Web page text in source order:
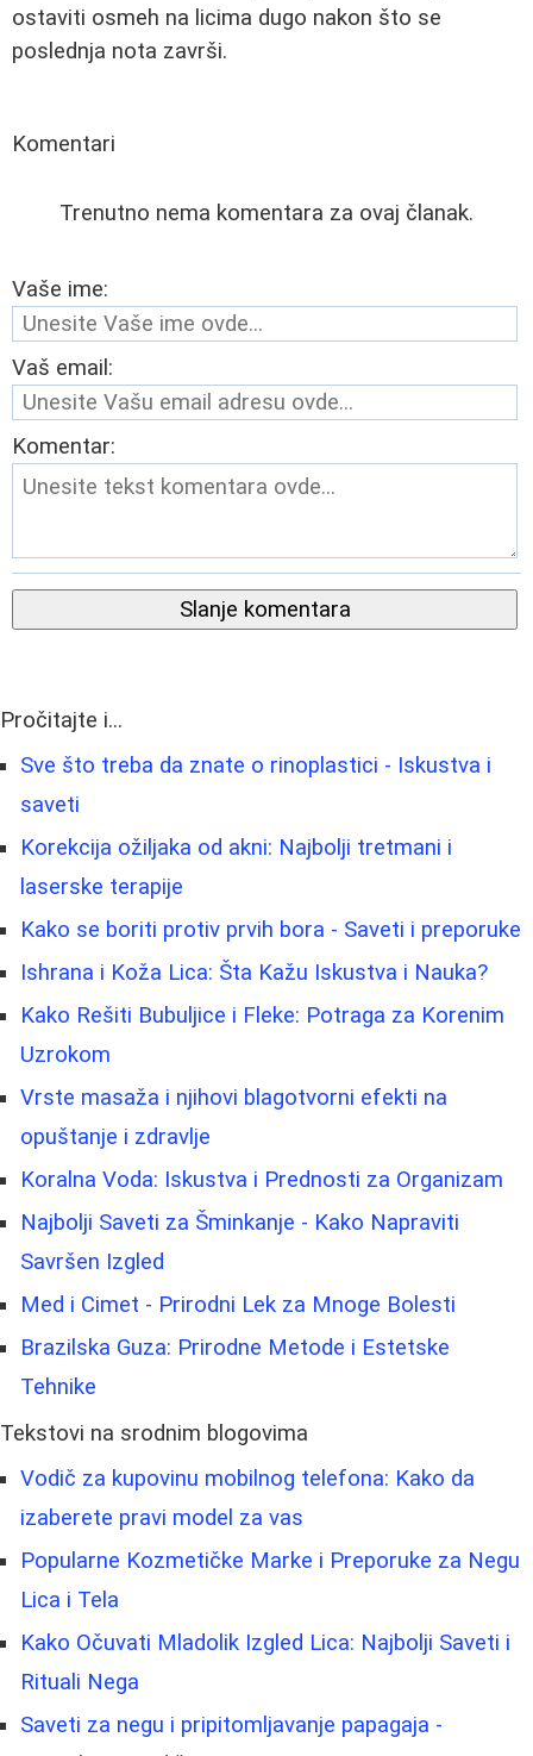
ostaviti osmeh na licima dugo nakon što se
poslednja nota završi.
Komentari
Trenutno nema komentara za ovaj članak.
Vaše ime:
Vaš email:
Komentar:
Slanje komentara
Pročitajte i...
Sve što treba da znate o rinoplastici - Iskustva i
saveti
Korekcija ožiljaka od akni: Najbolji tretmani i
laserske terapije
Kako se boriti protiv prvih bora - Saveti i preporuke
Ishrana i Koža Lica: Šta Kažu Iskustva i Nauka?
Kako Rešiti Bubuljice i Fleke: Potraga za Korenim
Uzrokom
Vrste masaža i njihovi blagotvorni efekti na
opuštanje i zdravlje
Koralna Voda: Iskustva i Prednosti za Organizam
Najbolji Saveti za Šminkanje - Kako Napraviti
Savršen Izgled
Med i Cimet - Prirodni Lek za Mnoge Bolesti
Brazilska Guza: Prirodne Metode i Estetske
Tehnike
Tekstovi na srodnim blogovima
Vodič za kupovinu mobilnog telefona: Kako da
izaberete pravi model za vas
Popularne Kozmetičke Marke i Preporuke za Negu
Lica i Tela
Kako Očuvati Mladolik Izgled Lica: Najbolji Saveti i
Rituali Nega
Saveti za negu i pripitomljavanje papagaja -